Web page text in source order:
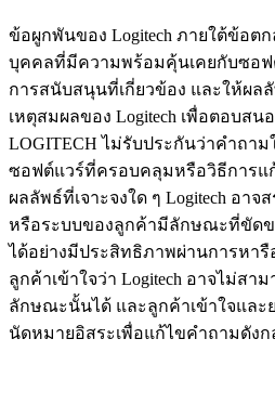
ข้อผูกพันของ Logitech ภายใต้ข้อต
บุคคลที่มีความพร้อมคุ้นเคยกับซอ
การสนับสนุนที่เกี่ยวข้อง และให้ผล
เหตุสมผลของ Logitech เพื่อตอบส
LOGITECH ไม่รับประกันว่าคำถา
ซอฟต์แวร์ที่ครอบคลุมหรือวิธีการแ
ผลลัพธ์ที่เจาะจงใด ๆ Logitech อา
หรือระบบของลูกค้ามีลักษณะที่ขัดข
ได้อย่างมีประสิทธิภาพผ่านการหา
ลูกค้าเข้าใจว่า Logitech อาจไม่ส
ลักษณะนั้นได้ และลูกค้าเข้าใจและ
นัดหมายอิสระเพื่อแก้ไขคำถามดังก